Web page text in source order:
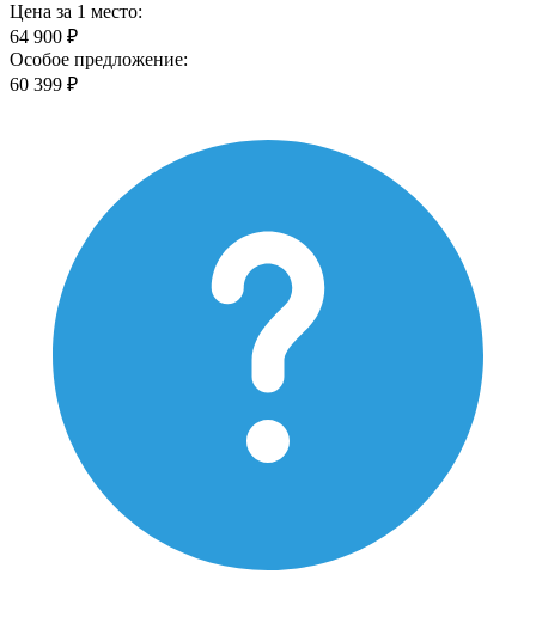
Цена за 1 место:
64 900 ₽
Особое предложение:
60 399 ₽